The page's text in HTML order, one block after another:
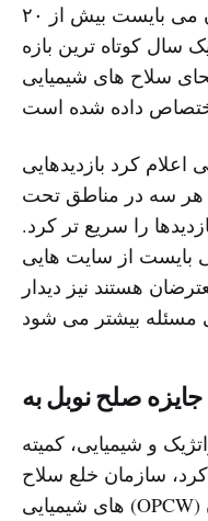
شیمایی سوریه بازدید کردند. آنان می بایست بیش از ۲۰
کوتاه ترین بازه
سلاح های شیمیایی
کرد بازدیدهایی
هر سه در مناطق تحت
را سریع تر کرد.
بایست از سایت هایی
هستند نیز دیدار
و شیمیایی، کمیته
سازمان خلع سلاح
های شیمیایی (OPCW) را به دلیل تلاش های این سازمان